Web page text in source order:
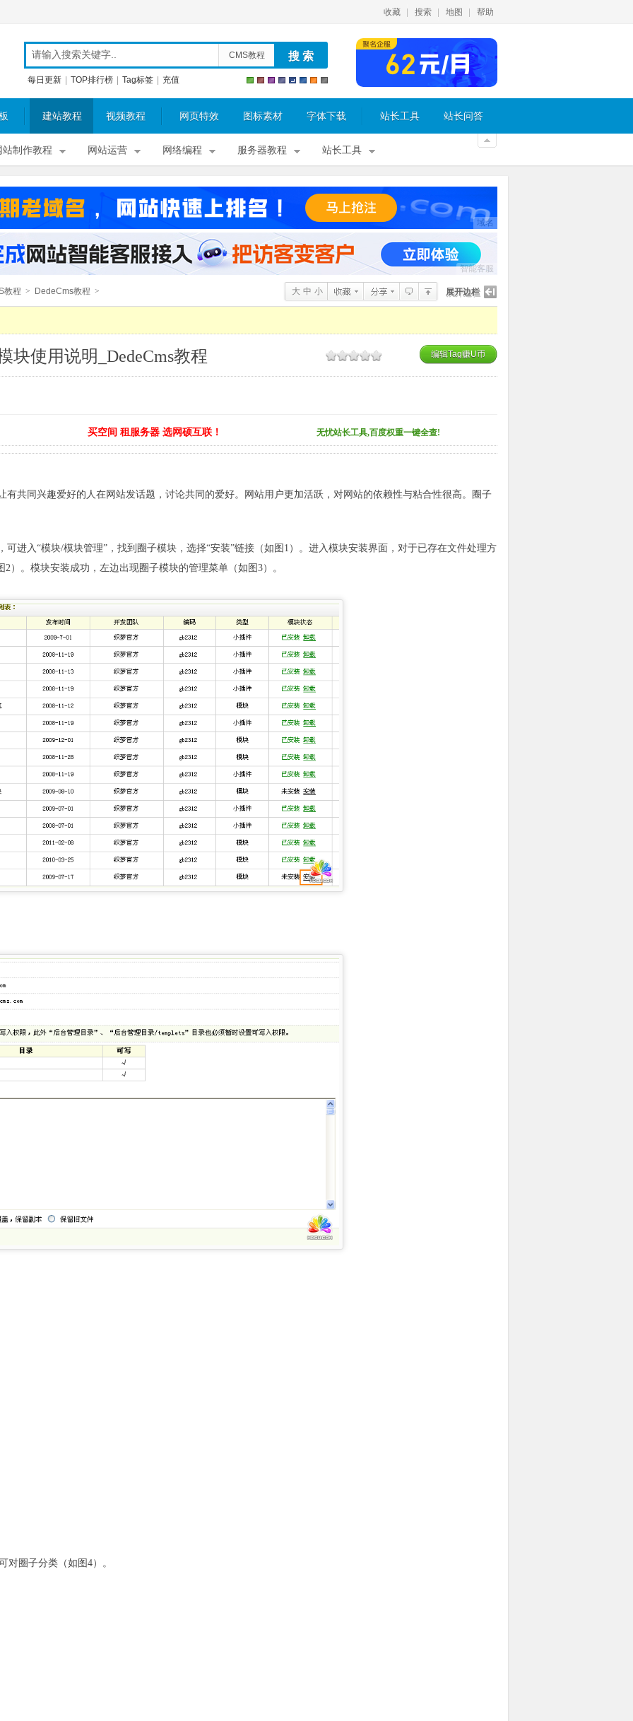
收藏 搜索 地图 帮助
CMS教程
每日更新 TOP排行榜 Tag标签 充值
建站教程 视频教程 网页特效 图标素材 字体下载 站长工具 站长问答
站制作教程 网站运营 网络编程 服务器教程 站长工具
域名
智能客服
展开边栏
教程 > DedeCms教程 > 大 中 小
块使用说明_DedeCms教程 编辑Tag赚U币
买空间 租服务器 选网硕互联！ 无忧站长工具,百度权重一键全查!
有共同兴趣爱好的人在网站发话题，讨论共同的爱好。网站用户更加活跃，对网站的依赖性与粘合性很高。圈子
进入“模块/模块管理”，找到圈子模块，选择“安装”链接（如图1）。进入模块安装界面，对于已存在文件处理方
）。模块安装成功，左边出现圈子模块的管理菜单（如图3）。
对圈子分类（如图4）。